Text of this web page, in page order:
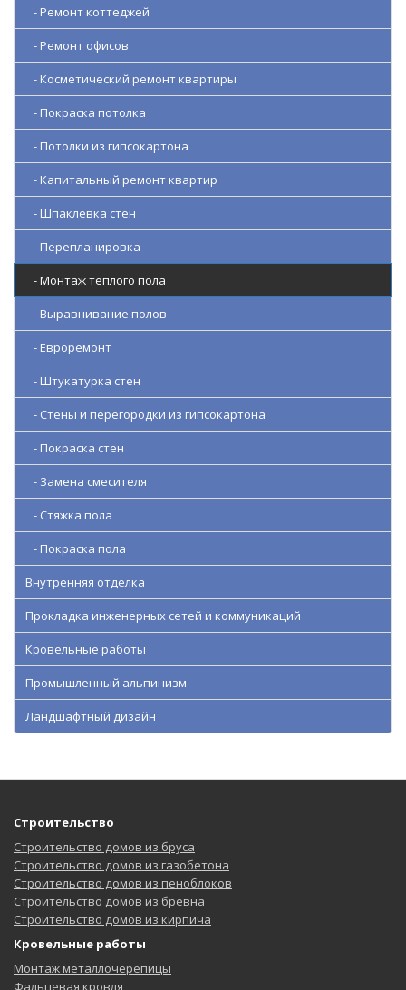
- Ремонт коттеджей
- Ремонт офисов
- Косметический ремонт квартиры
- Покраска потолка
- Потолки из гипсокартона
- Капитальный ремонт квартир
- Шпаклевка стен
- Перепланировка
- Монтаж теплого пола
- Выравнивание полов
- Евроремонт
- Штукатурка стен
- Стены и перегородки из гипсокартона
- Покраска стен
- Замена смесителя
- Стяжка пола
- Покраска пола
Внутренняя отделка
Прокладка инженерных сетей и коммуникаций
Кровельные работы
Промышленный альпинизм
Ландшафтный дизайн
Строительство
Строительство домов из бруса
Строительство домов из газобетона
Строительство домов из пеноблоков
Строительство домов из бревна
Строительство домов из кирпича
Кровельные работы
Монтаж металлочерепицы
Фальцевая кровля